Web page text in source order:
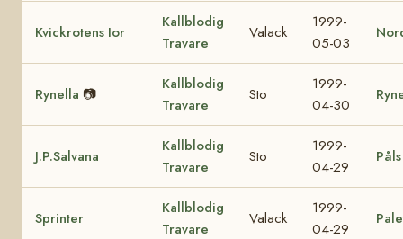
Kvickrotens Ior
Kallblodig
Travare
Valack
1999-
05-03
Rynella 📷
Kallblodig
Travare
Sto
1999-
04-30
J.P.Salvana
Kallblodig
Travare
Sto
1999-
04-29
Sprinter
Kallblodig
Travare
Valack
1999-
04-29